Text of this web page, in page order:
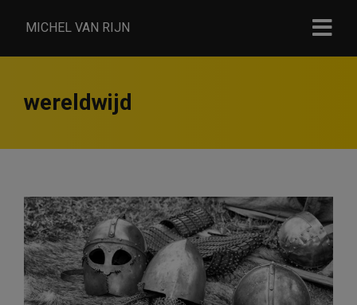
MICHEL VAN RIJN
wereldwijd